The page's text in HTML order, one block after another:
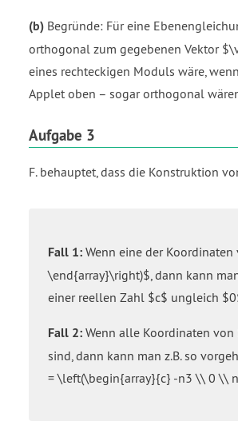
(b) Begründe: Für eine
orthogonal zum gegebenen Vektor
eines rechteckigen Moduls wäre,
Applet oben – sogar orthogonal
Aufgabe 3
F. behauptet, dass die Konstruktion
Fall 1: Wenn eine der
\end{array}\right)$, dann kann
einer reellen Zahl $c$ ungleich
Fall 2: Wenn alle Koordinaten
sind, dann kann man z.B. so
= \left(\begin{array}{c} -n3 \\ 0 \\